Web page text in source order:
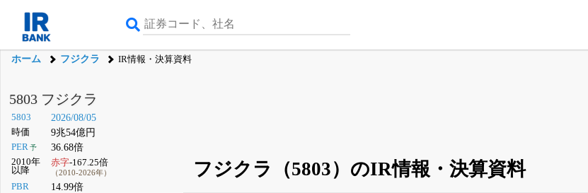
ホーム フジクラ IR情報・決算資料
5803 フジクラ
5803 2026/08/05
時価 9兆54億円
PER予 36.68倍
2010年
以降
赤字-167.25倍
（2010-2026年）
PBR 14.99倍
フジクラ（5803）のIR情報・決算資料